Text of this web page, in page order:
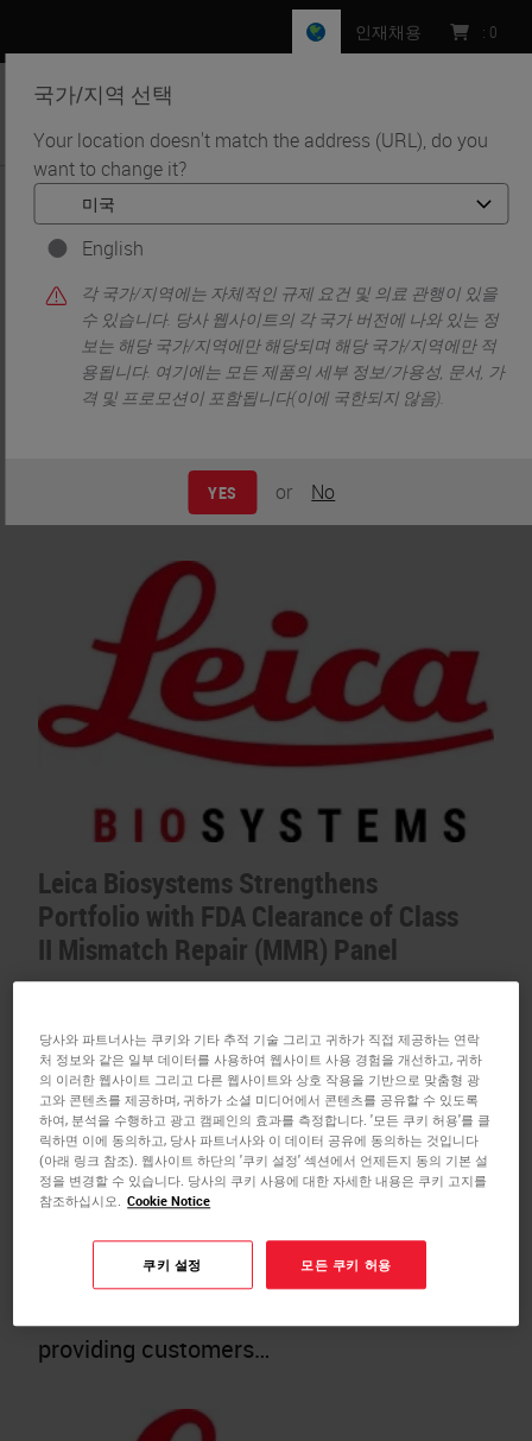
국가/지역 선택
Your location doesn't match the address (URL), do you
want to change it?
English
각 국가/지역에는 자체적인 규제 요건 및 의료 관행이 있을
수 있습니다. 당사 웹사이트의 각 국가 버전에 나와 있는 정
보는 해당 국가/지역에만 해당되며 해당 국가/지역에만 적
용됩니다. 여기에는 모든 제품의 세부 정보/가용성, 문서, 가
격 및 프로모션이 포함됩니다(이에 국한되지 않음).
YES or No
인재채용 : 0
MENU
홈 • News
News
Updates about Leica Biosystems.
Leica Biosystems Strengthens
Portfolio with FDA Clearance of Class
II Mismatch Repair (MMR) Panel
Published:3 April 2023
The BOND MMR Antibody Panel is now
available for clinical use on BOND-III and
BOND-MAX Immunohistochemistry
(IHC) automated instruments.
NEWCASTLE, UK – Leica Biosystems
today announced the US Food and Drug
Administration (FDA) 510(k) clearance
providing customers…
당사와 파트너사는 쿠키와 기타 추적 기술 그리고 귀하가 직접 제공하는 연락
처 정보와 같은 일부 데이터를 사용하여 웹사이트 사용 경험을 개선하고, 귀하
의 이러한 웹사이트 그리고 다른 웹사이트와 상호 작용을 기반으로 맞춤형 광
고와 콘텐츠를 제공하며, 귀하가 소셜 미디어에서 콘텐츠를 공유할 수 있도록
하여, 분석을 수행하고 광고 캠페인의 효과를 측정합니다. '모든 쿠키 허용'를 클
릭하면 이에 동의하고, 당사 파트너사와 이 데이터 공유에 동의하는 것입니다
(아래 링크 참조). 웹사이트 하단의 '쿠키 설정' 섹션에서 언제든지 동의 기본 설
정을 변경할 수 있습니다. 당사의 쿠키 사용에 대한 자세한 내용은 쿠키 고지를
참조하십시오.
Cookie Notice
쿠키 설정 모든 쿠키 허용